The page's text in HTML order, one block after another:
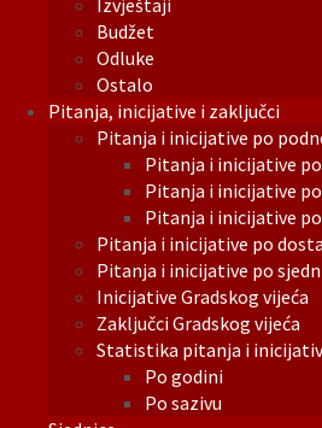
Izvještaji
Budžet
Odluke
Ostalo
Pitanja, inicijative i zaključci
Pitanja i inicijative po
Pitanja i inicijative
Pitanja i inicijative
Pitanja i inicijative
Pitanja i inicijative po
Pitanja i inicijative po
Inicijative Gradskog vijeća
Zaključci Gradskog vijeća
Statistika pitanja i
Po godini
Po sazivu